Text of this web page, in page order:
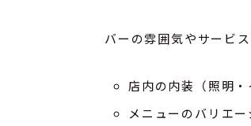
バーの雰囲気やサービ
店内の内装（照明・
メニューのバリエ